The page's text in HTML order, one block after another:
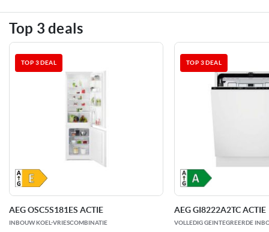
voor een scherpe outletdeal: wij staan voor u klaar met deskundig
advies, levering en montage. Ontdek ons ruime aanbod en ervaar
het gemak van meer dan 35 jaar expertise.
Top 3 deals
TOP 3 DEAL
AEG OSC5S181ES ACTIE
INBOUW KOEL-VRIESCOMBINATIE
TOP 3 DEAL
AEG GI8222A2TC ACTIE
VOLLEDIG GEINTEGREERDE